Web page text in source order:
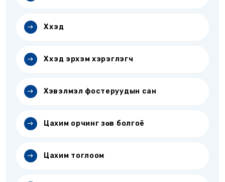
Хүүхэд
Хүүхэд эрхэм хэрэглэгч
Хэвэлмэл фостеруудын сан
Цахим орчинг зөв болгоё
Цахим тоглоом